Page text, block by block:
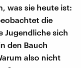
was sie heute ist:
die
Jugendliche sich
den Bauch
also nicht